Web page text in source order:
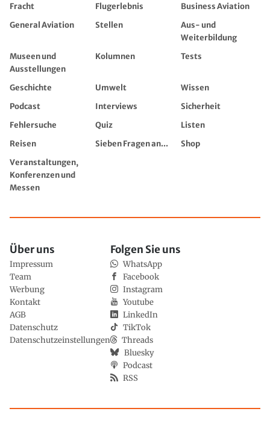
Fracht
Flugerlebnis
Business Aviation
General Aviation
Stellen
Aus- und
Weiterbildung
Museen und
Ausstellungen
Kolumnen Tests
Geschichte Umwelt
Wissen
Podcast
Interviews
Sicherheit
Fehlersuche
Quiz
Listen
Reisen
Sieben Fragen an...
Shop
Veranstaltungen,
Konferenzen und
Messen
Über uns
Impressum
Team
Werbung
Kontakt
AGB
Datenschutz
Datenschutzeinstellungen
Folgen Sie uns
WhatsApp
Facebook
Instagram
Youtube
LinkedIn
TikTok
Threads
Bluesky
Podcast
RSS